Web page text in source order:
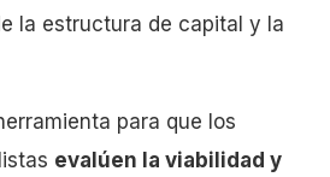
la estructura de capital y la
para que los
evalúen la viabilidad y